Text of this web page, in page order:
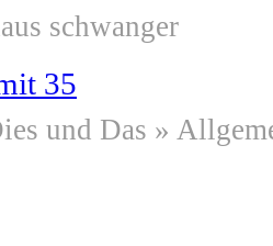
schwanger
35
und Das »